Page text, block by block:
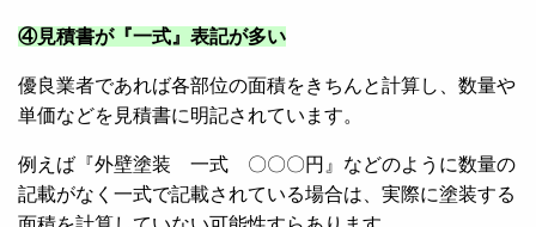
④見積書が『一式』表記が多い
優良業者であれば各部位の面積をきちんと計算し、数量や
単価などを見積書に明記されています。
例えば『外壁塗装 一式 〇〇〇円』などのように数量の
記載がなく一式で記載されている場合は、実際に塗装する